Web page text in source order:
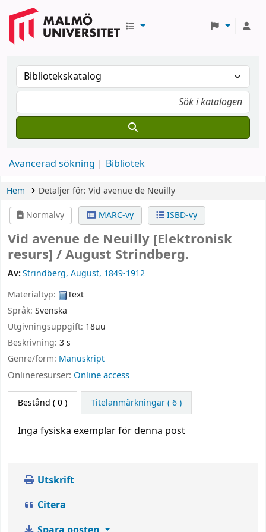
Avancerad sökning Bibliotek
Hem Detaljer för: Vid avenue de Neuilly
Normalvy
MARC-vy ISBD-vy
Vid avenue de Neuilly [Elektronisk
resurs] /August Strindberg.
Av:Strindberg, August, 1849-1912
Materialtyp:
Text
Språk: Svenska
Utgivningsuppgift: 18uu
Beskrivning: 3 s
Genre/form: Manuskript
Onlineresurser: Online access
Bestånd ( 0 ) Titelanmärkningar ( 6 )
Inga fysiska exemplar för denna post
Utskrift
Citera